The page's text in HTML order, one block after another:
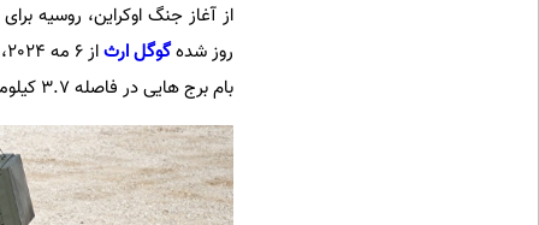
از آغاز جنگ اوکراین، روسیه
روز شدهگوگل ارث
بام برج هایی در فاصله 3.7 کیلومتری اقامتگاه